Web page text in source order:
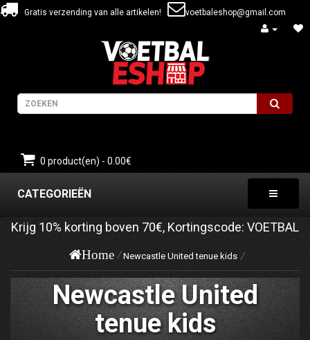
Gratis verzending van alle artikelen! voetbaleshop@gmail.com
0 product(en) - 0.00€
CATEGORIEËN
Krijg 10% korting boven 70€, Kortingscode: VOETBAL
Home Newcastle United tenue kids
Newcastle United
tenue kids